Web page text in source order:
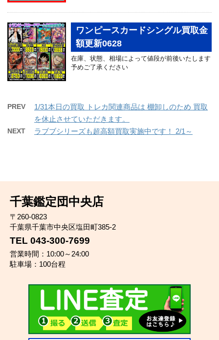
ワンピースカードシングル買取金
額更新0628
在庫、状態、相場によって値段が前後いたします
予めご了承ください
PREV
1/31本日の買取 トレカ関連商品は 棚卸しのため 買取
を休止させていただきます。
NEXT ラブブシリーズも超高額買取実施中です！ 2/1～
千葉鑑定団中央店
〒260-0823
千葉県千葉市中央区塩田町385-2
TEL 043-300-7699
営業時間：10:00～24:00
駐車場：100台程